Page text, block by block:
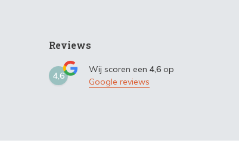
Reviews
4,6
Wij scoren een 4,6 op
Google reviews